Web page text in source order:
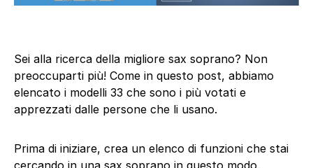
Sei alla ricerca della migliore sax soprano? Non
preoccuparti più! Come in questo post, abbiamo
elencato i modelli 33 che sono i più votati e
apprezzati dalle persone che li usano.
Prima di iniziare, crea un elenco di funzioni che stai
cercando in una sax soprano in questo modo,